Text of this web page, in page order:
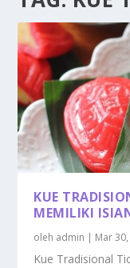
KUE
MEMILIKI
oleh admin | Mar
Kue Tradisional